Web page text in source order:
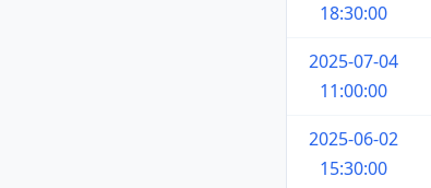
18:30:00
2025-07-04
11:00:00
2025-06-02
15:30:00